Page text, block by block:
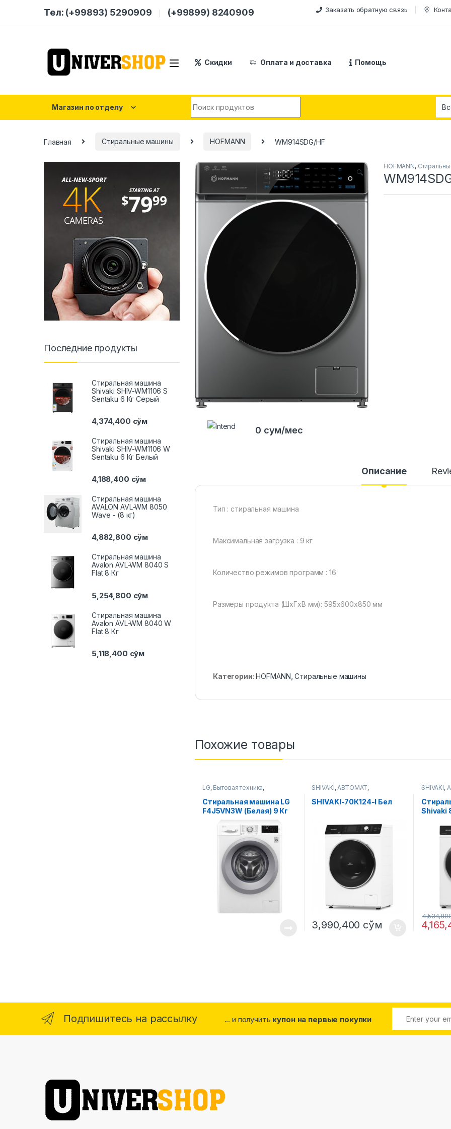
Тел: (+99893) 5290909 (+99899) 8240909 Заказать обратную связь
Скидки Оплата и доставка Помощь
Магазин по отделу
Главная Стиральные машины HOFMANN WM914SDG/HF
🔍
HOFMANN,
0 сум/мес
Описание
Тип : стиральная машина
Максимальная загрузка : 9 кг
Количество режимов программ : 16
Размеры продукта (ШxГxВ мм): 595x600x850 мм
Категории:HOFMANN ,Стиральные машины
Похожие товары
LG, Бытовая техника,
Стиральная машина LG
F4J5VN3W (Белая) 9 Кг
SHIVAKI, АВТОМАТ,
SHIVAKI-70К124-I Бел
3,990,400 сўм
SHIVAKI,
Shivaki
Последние продукты
Стиральная машина
Shivaki SHIV-WM1106 S
Sentaku 6 Кг Серый
4,374,400 сўм
Стиральная машина
Shivaki SHIV-WM1106 W
Sentaku 6 Кг Белый
4,188,400 сўм
Стиральная машина
AVALON AVL-WM 8050
Wave - (8 кг)
4,882,800 сўм
Стиральная машина
Avalon AVL-WM 8040 S
Flat 8 Кг
5,254,800 сўм
Стиральная машина
Avalon AVL-WM 8040 W
Flat 8 Кг
5,118,400 сўм
Подпишитесь на рассылку ... и получить купон на первые покупки